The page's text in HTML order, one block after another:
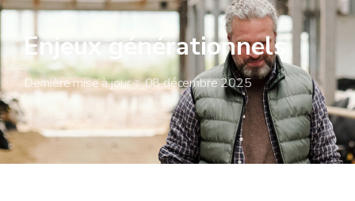
Enjeux générationnels
Dernière mise à jour : 08 décembre 2025